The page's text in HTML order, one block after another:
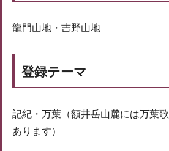
龍門山地・吉野山地
登録テーマ
記紀・万葉（額井岳山麓には万葉
あります）